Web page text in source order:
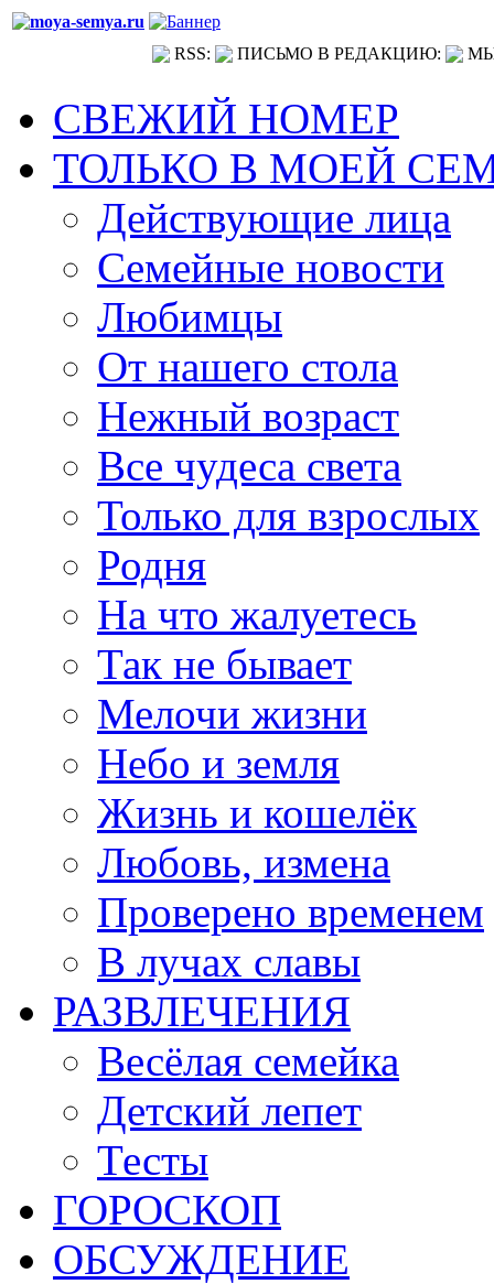
RSS: ПИСЬМО В РЕДАКЦИЮ:
СВЕЖИЙ НОМЕР
ТОЛЬКО В МОЕЙ
Действующие лица
Семейные новости
Любимцы
От нашего стола
Нежный возраст
Все чудеса света
Только для взрослых
Родня
На что жалуетесь
Так не бывает
Мелочи жизни
Небо и земля
Жизнь и кошелёк
Любовь, измена
Проверено временем
В лучах славы
РАЗВЛЕЧЕНИЯ
Весёлая семейка
Детский лепет
Тесты
ГОРОСКОП
ОБСУЖДЕНИЕ